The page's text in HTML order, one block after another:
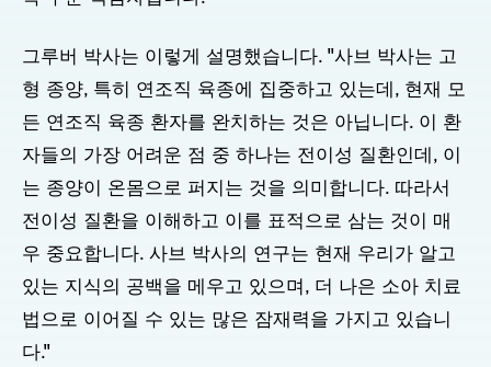
그루버 박사는 이렇게 설명했습니다. "사브 박사는 고
형 종양, 특히 연조직 육종에 집중하고 있는데, 현재 모
든 연조직 육종 환자를 완치하는 것은 아닙니다. 이 환
자들의 가장 어려운 점 중 하나는 전이성 질환인데, 이
는 종양이 온몸으로 퍼지는 것을 의미합니다. 따라서
전이성 질환을 이해하고 이를 표적으로 삼는 것이 매
우 중요합니다. 사브 박사의 연구는 현재 우리가 알고
있는 지식의 공백을 메우고 있으며, 더 나은 소아 치료
법으로 이어질 수 있는 많은 잠재력을 가지고 있습니
다."